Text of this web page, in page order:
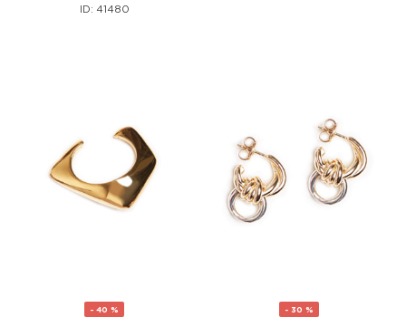
ID: 41480
- 40 % - 30 %